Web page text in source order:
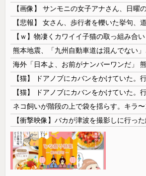
【ｗ】物凄くカワイイ子猫の取っ組み合い
【衝撃映像】バカが津波を撮影しに行っ